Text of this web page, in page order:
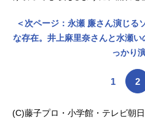
＜次ページ：永瀬 廉さん演じる
な存在。井上麻里奈さんと水瀬
っかり
1 2
(C)藤子プロ・小学館・テレビ朝